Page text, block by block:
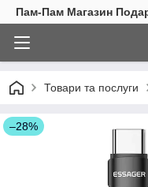
Пам-Пам Магазин
Товари та послуги
–28%